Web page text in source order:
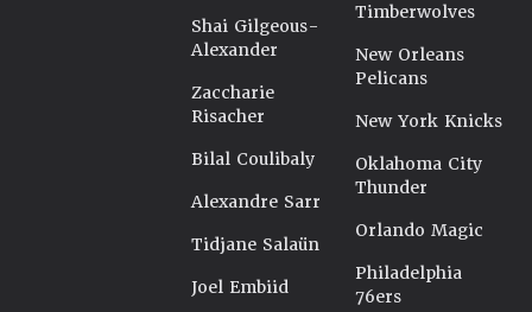
Shai Gilgeous-
Alexander
Zaccharie
Risacher
Bilal Coulibaly
Alexandre Sarr
Tidjane Salaün
Joel Embiid
Timberwolves
New Orleans
Pelicans
New York Knicks
Oklahoma City
Thunder
Orlando Magic
Philadelphia
76ers